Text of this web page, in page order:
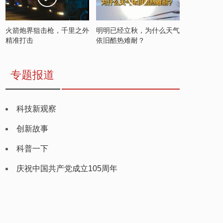
火箭炮界狙击枪，千里之外
精准打击
明明已经立秋，为什么天气
依旧酷热难耐？
专题报道
科技新观察
创新故事
科普一下
庆祝中国共产党成立105周年